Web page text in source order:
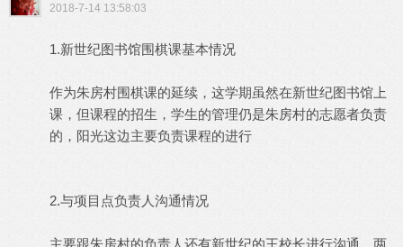
2018-7-14 13:58:03
1.新世纪图书馆围棋课基本情况
作为朱房村围棋课的延续，这学期虽然在新世纪图书馆上
课，但课程的招生，学生的管理仍是朱房村的志愿者负责
的，阳光这边主要负责课程的进行
2.与项目点负责人沟通情况
主要跟朱房村的负责人还有新世纪的王校长进行沟通，两